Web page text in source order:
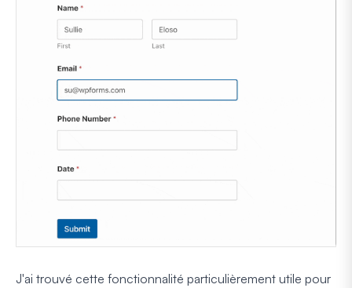
J'ai trouvé cette fonctionnalité particulièrement utile pour